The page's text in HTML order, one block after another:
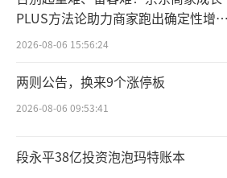
2022年8月，华润饮料宜
设，公开资料显示，该基地
正式启动，仅耗时一年。宜
与无锡市交通产业集团共同
划总投资约20亿元，将新增8
线。项目全部投产后每年将
1.6亿箱、饮料产能2000万箱
PLUS方法论助力商家跑出确定性增长
路径
2026-08-06 15:56:24
两则公告，换来9个涨停板
2026-08-06 09:53:41
段永平38亿投资泡泡玛特账本